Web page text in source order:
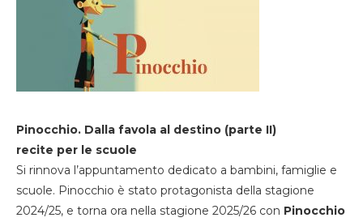
Pinocchio. Dalla favola al destino (parte II)
recite per le scuole
Si rinnova l’appuntamento dedicato a bambini, famiglie e
scuole. Pinocchio è stato protagonista della stagione
2024/25, e torna ora nella stagione 2025/26 con Pinocchio